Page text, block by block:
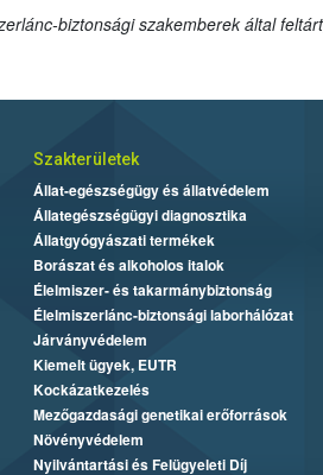
biztonsági szakemberek által
Szakterületek
Állat-egészségügy és állatvédelem
Állategészségügyi diagnosztika
Állatgyógyászati termékek
Borászat és alkoholos italok
Élelmiszer- és takarmánybiztonság
Élelmiszerlánc-biztonsági laborhálózat
Járványvédelem
Kiemelt ügyek, EUTR
Kockázatkezelés
Mezőgazdasági genetikai erőforrások
Növényvédelem
Nyilvántartási és Felügyeleti Díj